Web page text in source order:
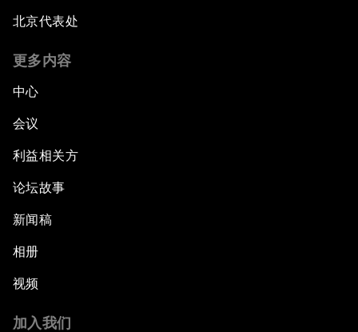
北京代表处
更多内容
中心
会议
利益相关方
论坛故事
新闻稿
相册
视频
加入我们